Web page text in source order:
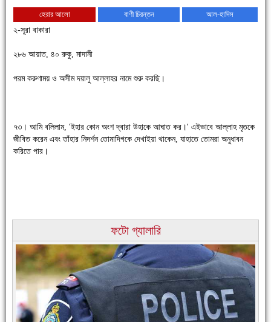
হেরার আলো বাণী চিরন্তন
আল-হাদিস
২-সূরা বাকারা
২৮৬ আয়াত, ৪০ রুকু, মাদানী
পরম করুণাময় ও অসীম দয়ালু আল্লাহর নামে শুরু করছি।
৭৩। আমি বলিলাম, 'ইহার কোন অংশ দ্বারা উহাকে আঘাত কর।' এইভাবে আল্লাহ মৃতকে
জীবিত করেন এবং তাঁহার নিদর্শন তোমাদিগকে দেখাইয়া থাকেন, যাহাতে তোমরা অনুধাবন
করিতে পার।
ফটো গ্যালারি
চাঁদপুরের মানুষ তাদের পুরোটা দিয়ে আমাকে আপন করে নিয়েছে